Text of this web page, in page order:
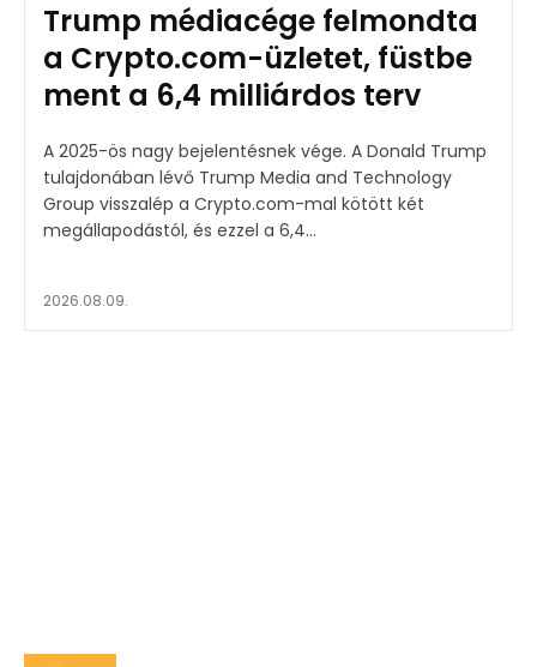
Trump médiacége felmondta
a Crypto.com-üzletet, füstbe
ment a 6,4 milliárdos terv
A 2025-ös nagy bejelentésnek vége. A Donald Trump
tulajdonában lévő Trump Media and Technology
Group visszalép a Crypto.com-mal kötött két
megállapodástól, és ezzel a 6,4...
2026.08.09.